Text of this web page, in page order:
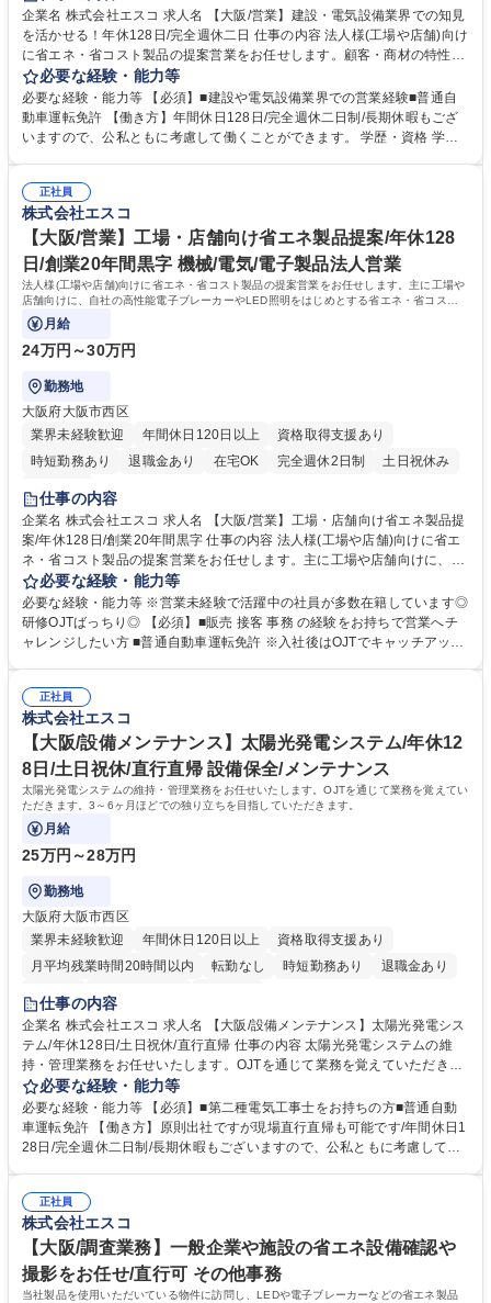
企業名 株式会社エスコ 求人名 【大阪/営業】建設・電気設備業界での知見
を活かせる！年休128日/完全週休二日 仕事の内容 法人様(工場や店舗)向け
に省エネ・省コスト製品の提案営業をお任せします。顧客・商材の特性
上、建設・電気設備業界での知見を活かすことができます。 各企業の決裁
者・担当者に対して、自社の高性能電子ブレーカーやLED照明をはじめと
するサービスの提案をお任せします。エネルギー価格の高騰や脱酸素を背
景に、当社製品の顧客ニーズは高いです。顧客のお悩み事をヒアリング
客メインの為、飛び込み営業はございません 募集職種 【大阪/営業】建
設・電気設備業界での知見を活かせる！年休128日/完全週休二日
必要な経験・能力等
必要な経験・能力等 【必須】■建設や電気設備業界での営業経験■普通自
動車運転免許 【働き方】年間休日128日/完全週休二日制/長期休暇もござ
いますので、公私ともに考慮して働くことができます。 学歴・資格 学
正社員
株式会社エスコ
【大阪/営業】工場・店舗向け省エネ製品提案/年休128
日/創業20年間黒字 機械/電気/電子製品法人営業
法人様(工場や店舗)向けに省エネ・省コスト製品の提案営業をお任せします。主に工場や
店舗向けに、自社の高性能電子ブレーカーやLED照明をはじめとする省エネ・省コスト
製品を提案する仕事です
月給
24万円～30万円
勤務地
大阪府大阪市西区
業界未経験歓迎
年間休日120日以上
資格取得支援あり
時短勤務あり
退職金あり 在宅OK 完全週休2日制
土日祝休み
服装自由
仕事の内容
企業名 株式会社エスコ 求人名 【大阪/営業】工場・店舗向け省エネ製品提
案/年休128日/創業20年間黒字 仕事の内容 法人様(工場や店舗)向けに省エ
ネ・省コスト製品の提案営業をお任せします。主に工場や店舗向けに、自
社の高性能電子ブレーカーやLED照明をはじめとする省エネ・省コスト製
品を提案する仕事です 顧客のお悩み事をヒアリングし、現場調査や情報分
析を通して提案書をまとめ、顧客への商品説明、関係各所と連携した設置
工事まで一気通貫で携わっていただきます。顧客のニーズを理解し、最適
で、やりがいを感じながら働けるポジションです。※本求人は工事実務作
業は発生しません。 募集職種 【大阪/営業】工場・店舗向け省エネ製品提
案/年休128日/創業20年間黒字
必要な経験・能力等
必要な経験・能力等 ※営業未経験で活躍中の社員が多数在籍しています◎
研修OJTばっちり◎ 【必須】■販売 接客 事務 の経験をお持ちで営業へチ
ャレンジしたい方 ■普通自動車運転免許 ※入社後はOJTでキャッチアップ
ます。 学歴・資格 学歴：大学院 大学 語学力： 資格：第一種運転免許普通
自動車
正社員
株式会社エスコ
【大阪/設備メンテナンス】太陽光発電システム/年休12
8日/土日祝休/直行直帰 設備保全/メンテナンス
太陽光発電システムの維持・管理業務をお任せいたします。OJTを通じて業務を覚えてい
ただきます。3～6ヶ月ほどでの独り立ちを目指していただきます。
月給
25万円～28万円
勤務地
大阪府大阪市西区
業界未経験歓迎
年間休日120日以上
資格取得支援あり
月平均残業時間20時間以内
転勤なし 時短勤務あり
退職金あり
在宅OK
完全週休2日制
仕事の内容
企業名 株式会社エスコ 求人名 【大阪/設備メンテナンス】太陽光発電シス
テム/年休128日/土日祝休/直行直帰 仕事の内容 太陽光発電システムの維
持・管理業務をお任せいたします。OJTを通じて業務を覚えていただきま
す。3～6ヶ月ほどでの独り立ちを目指していただきます。 工場やドラッ
クストア、スーパーなどの店舗の屋根、遊休地に設置された発電設備、カ
ーポート型の発電設備など様々な現場で作業を行います。点検だけでな
く、故障した機器の交換、運転開始前の試験など、様々な業務を主に日中
発電システム/年休128日/土日祝休/直行直帰
必要な経験・能力等
必要な経験・能力等 【必須】■第二種電気工事士をお持ちの方■普通自動
車運転免許 【働き方】原則出社ですが現場直行直帰も可能です/年間休日1
28日/完全週休二日制/長期休暇もございますので、公私ともに考慮して働
正社員
株式会社エスコ
【大阪/調査業務】一般企業や施設の省エネ設備確認や
撮影をお任せ/直行可 その他事務
当社製品を使用いただいている物件に訪問し、LEDや電子ブレーカーなどの省エネ製品